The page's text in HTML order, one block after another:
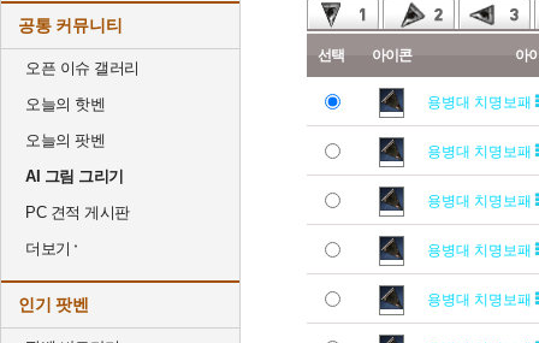
공통 커뮤니티
오픈 이슈 갤러리
오늘의 핫벤
오늘의 팟벤
AI 그림 그리기
PC 견적 게시판
더보기
인기 팟벤
선택 아이콘 아
용병대 치명보패
용병대 치명보패
용병대 치명보패
용병대 치명보패
용병대 치명보패